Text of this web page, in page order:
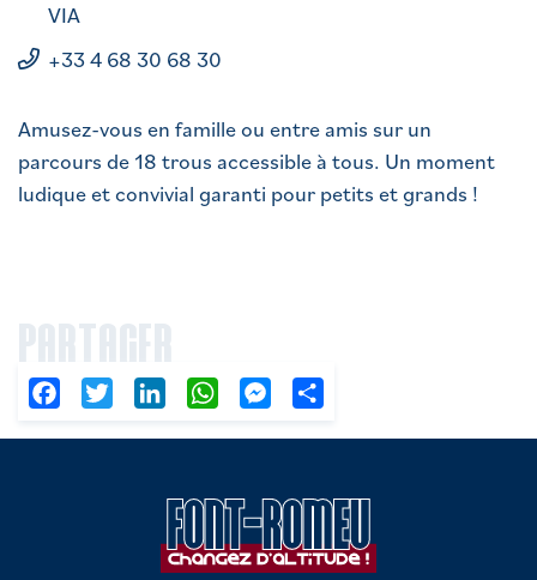
VIA
+33 4 68 30 68 30
Amusez-vous en famille ou entre amis sur un
parcours de 18 trous accessible à tous. Un moment
ludique et convivial garanti pour petits et grands !
PARTAGER
FacebookTwitter LinkedIn WhatsAppMessenger